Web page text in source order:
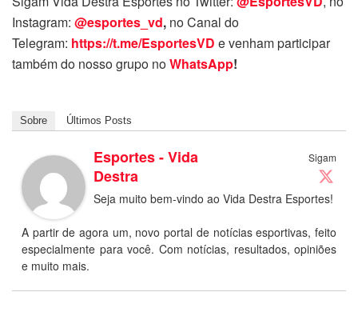
Instagram: @esportes_vd, no Canal do
Telegram: https://t.me/EsportesVD e venham participar
também do nosso grupo noWhatsApp!
Sobre Últimos Posts
Sigam
Esportes - Vida
Destra
Seja muito bem-vindo ao Vida Destra Esportes!
A partir de agora um, novo portal de notícias esportivas, feito
especialmente para você. Com notícias, resultados, opiniões
e muito mais.